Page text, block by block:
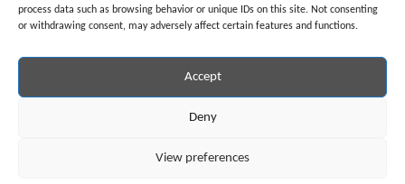
process data such as browsing behavior or unique IDs on this site. Not consenting
or withdrawing consent, may adversely affect certain features and functions.
Accept
Deny
View preferences
Продолжая, вы соглашаетесь с нашей политикой
Copyright © 2024 All Rights Reserved by